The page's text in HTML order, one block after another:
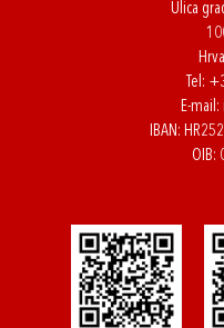
Ulica
Tel:
E-mail:
IBAN:
OIB: